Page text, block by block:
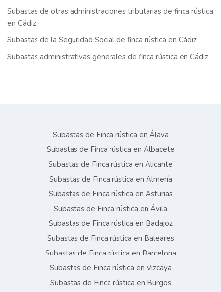
Subastas de otras administraciones tributarias de finca rústica
en Cádiz
Subastas de la Seguridad Social de finca rústica en Cádiz
Subastas administrativas generales de finca rústica en Cádiz
Subastas de Finca rústica en Álava
Subastas de Finca rústica en Albacete
Subastas de Finca rústica en Alicante
Subastas de Finca rústica en Almería
Subastas de Finca rústica en Asturias
Subastas de Finca rústica en Ávila
Subastas de Finca rústica en Badajoz
Subastas de Finca rústica en Baleares
Subastas de Finca rústica en Barcelona
Subastas de Finca rústica en Vizcaya
Subastas de Finca rústica en Burgos